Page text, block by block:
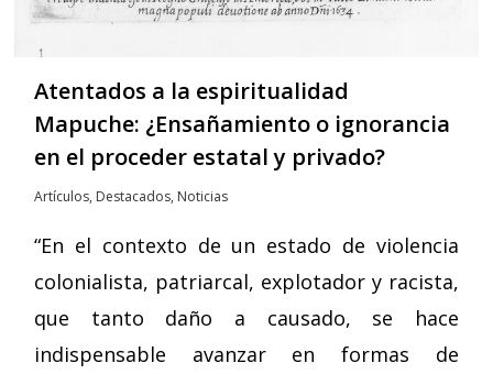
Atentados a la espiritualidad
Mapuche: ¿Ensañamiento o ignorancia
en el proceder estatal y privado?
Artículos, Destacados, Noticias
“En el contexto de un estado de violencia
colonialista, patriarcal, explotador y racista,
que tanto daño a causado, se hace
indispensable avanzar en formas de